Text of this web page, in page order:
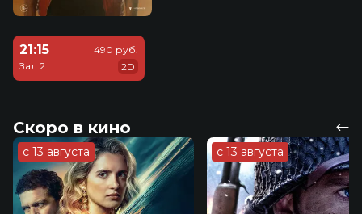
21:15
Зал 2
490 руб.
2D
Скоро в кино
с 13 августа с 13 августа